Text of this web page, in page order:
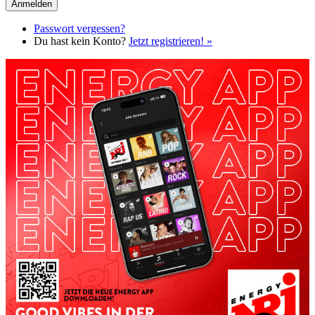
Passwort vergessen?
Du hast kein Konto? Jetzt registrieren! »